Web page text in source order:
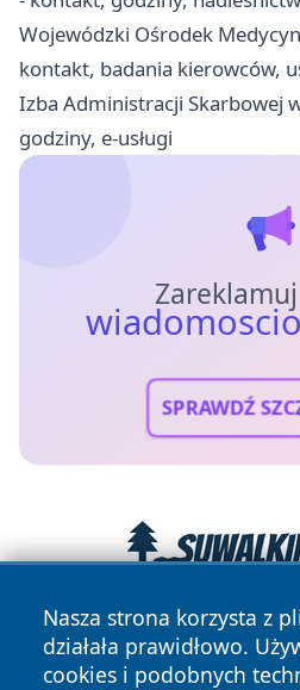
Wojewódzki Ośrodek
kontakt, badania kierowców,
Izba Administracji Skarbowej
godziny, e-usługi
SPRAWDŹ
Nasza strona korzysta z
działała prawidłowo.
cookies i podobnych